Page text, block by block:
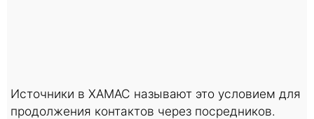
Источники в ХАМАС называют это условием для
продолжения контактов через посредников.